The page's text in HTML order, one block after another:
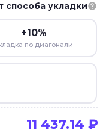
способа укладки
+10%
по диагонали
11 437.14 ₽